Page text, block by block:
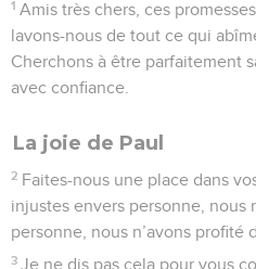
1 Amis très chers, ces
lavons-nous de tout ce qui
Cherchons à être parfaitement
avec confiance.
La joie de Paul
2 Faites-nous une place dans
injustes envers personne, nous
personne, nous n’avons profité
3 Je ne dis pas cela pour vous